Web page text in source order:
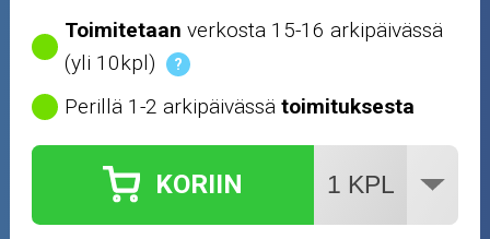
Öljyt ja kemikaalit
Työkalut
Toimitetaan verkosta 15-16 arkipäivässä
(yli 10kpl)
?
Perillä 1-2 arkipäivässätoimituksesta
KORIIN